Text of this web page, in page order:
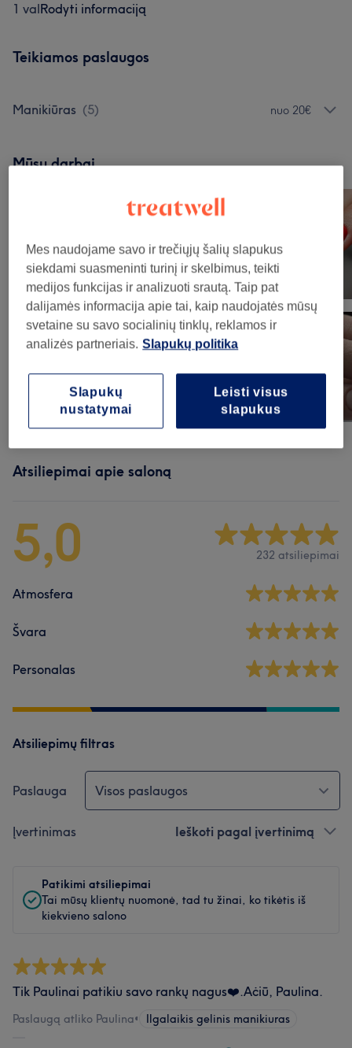
1 valRodyti informaciją
Teikiamos paslaugos
Manikiūras (5) nuo 20€
Mūsų darbai
Atsiliepimai apie saloną
5,0 232 atsiliepimai
Atmosfera
Švara
Personalas
Atsiliepimų filtras
Paslauga Visos paslaugos
Įvertinimas Ieškoti pagal įvertinimą
Patikimi atsiliepimai
Tai mūsų klientų nuomonė, tad tu žinai, ko tikėtis iš
kiekvieno salono
Tik Paulinai patikiu savo rankų nagus❤️.Aċiū, Paulina.
Paslaugą atliko Paulina• Ilgalaikis gelinis manikiuras
Mes naudojame savo ir trečiųjų šalių slapukus
siekdami suasmeninti turinį ir skelbimus, teikti
medijos funkcijas ir analizuoti srautą. Taip pat
dalijamės informacija apie tai, kaip naudojatės mūsų
svetaine su savo socialinių tinklų, reklamos ir
analizės partneriais. Slapukų politika
Leisti visus
slapukus
Slapukų
nustatymai